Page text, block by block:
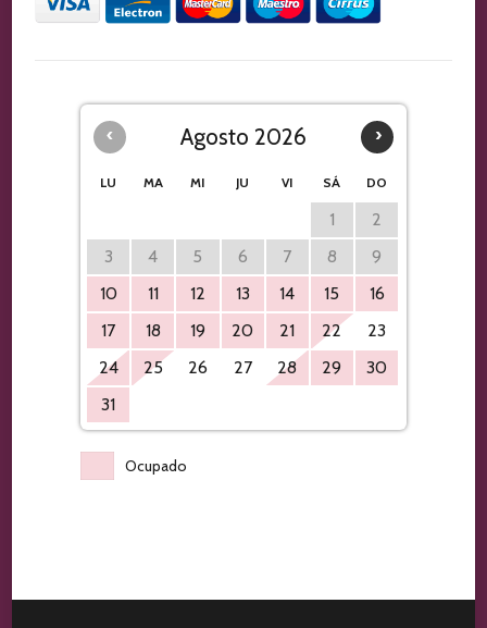
‹ ›
Agosto 2026
LU MA MI JU VI SÁ DO
1
2
3
4 5 6 7 8
9
10
11 12 13 14 15
16
17
18 19 20 21 22
23
24
25 26 27 28 29
30
31
Ocupado